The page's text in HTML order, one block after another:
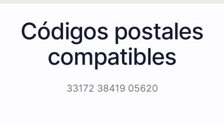
Códigos postales
compatibles
33172 38419 05620